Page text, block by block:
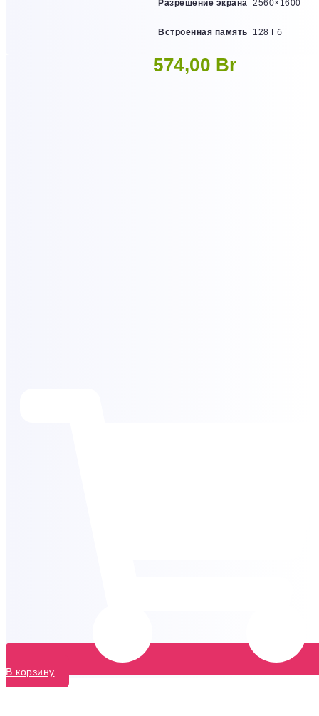
Разрешение экрана 2560×1600
Встроенная память 128 Гб
574,00 Br
В корзину